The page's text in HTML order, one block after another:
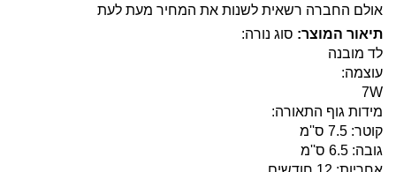
אולם החברה רשאית לשנות את המחיר מעת לעת
תיאור המוצר: סוג נורה:
לד מובנה
עוצמה:
7W
מידות גוף התאורה:
קוטר: 7.5 ס''מ
גובה: 6.5 ס''מ